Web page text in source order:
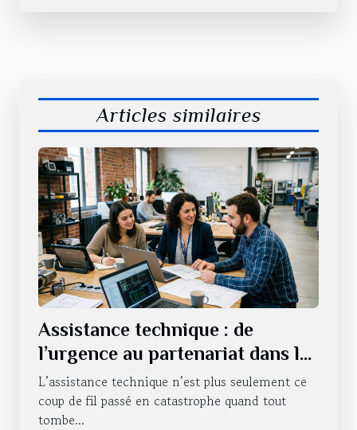
Articles similaires
Assistance technique : de
l’urgence au partenariat dans la
durée
L’assistance technique n’est plus seulement ce
coup de fil passé en catastrophe quand tout
tombe...